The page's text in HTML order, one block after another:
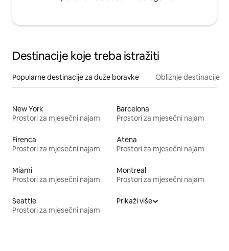
Destinacije koje treba istražiti
Popularne destinacije za duže boravke Obližnje destinacije
New York
Prostori za mjesečni najam
Barcelona
Prostori za mjesečni najam
Firenca
Prostori za mjesečni najam
Atena
Prostori za mjesečni najam
Miami
Prostori za mjesečni najam
Montreal
Prostori za mjesečni najam
Seattle
Prostori za mjesečni najam
Prikaži više